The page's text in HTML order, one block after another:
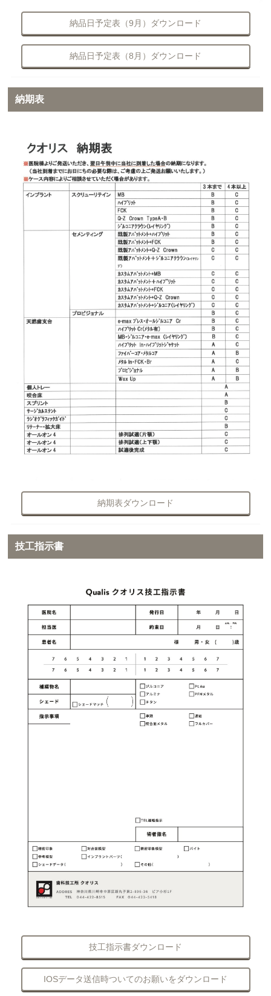
納品日予定表（9月）ダウンロード
納品日予定表（8月）ダウンロード
納期表
納期表ダウンロード
技工指示書
技工指示書ダウンロード
IOSデータ送信時ついてのお願いをダウンロード